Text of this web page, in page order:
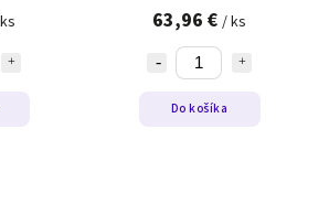
63,96 € / ks
Do košíka